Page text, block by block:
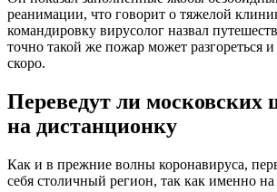
просматривается на горизонте. Однако
корне измениться, если жители станут
своему здоровью и здоровью окружающих,
дополнительный рост заболевших. В свою
полностью готовы к возможному наплыву
Между тем, в некоторых регионах страны
продлятся до 17-23 января. Все зависит от
образовательного учреждения. Все дело в
отдыха до недели.